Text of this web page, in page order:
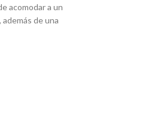
acomodar a un
de una